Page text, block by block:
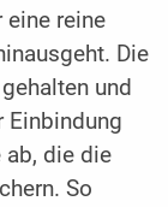
eine reine
Die
und
Einbindung
die die
So